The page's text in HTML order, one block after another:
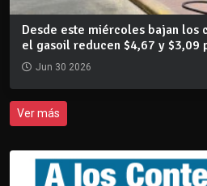
Desde este miércoles bajan los
el gasoil reducen $4,67 y $3,09
Jun 30 2026
Ver más